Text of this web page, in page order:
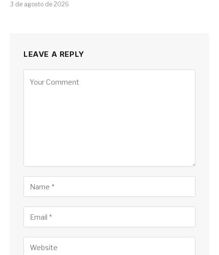
3 de agosto de 2026
LEAVE A REPLY